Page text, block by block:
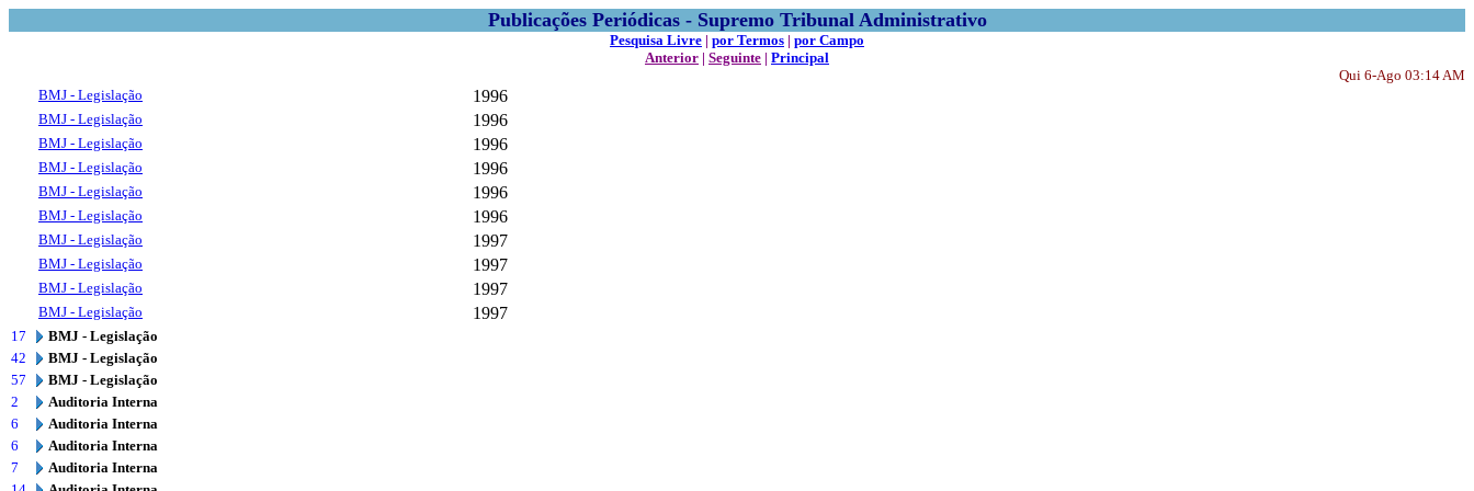
Publicações Periódicas - Supremo Tribunal Administrativo
Pesquisa Livre | por Termos | por Campo
Anterior | Seguinte | Principal
Qui 6-Ago 03:14 AM
BMJ - Legislação
1996
BMJ - Legislação 1996
BMJ - Legislação 1996
BMJ - Legislação 1996
BMJ - Legislação 1996
BMJ - Legislação 1996
BMJ - Legislação 1997
BMJ - Legislação 1997
BMJ - Legislação 1997
BMJ - Legislação 1997
17
BMJ - Legislação
42
BMJ - Legislação
57
BMJ - Legislação
2
Auditoria Interna
6
Auditoria Interna
6
Auditoria Interna
7
Auditoria Interna